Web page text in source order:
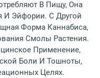
В Пищу, Она
И Эйфории. С Другой
Форма Каннабиса,
Смолы Растения.
Применение,
Боли И Тошноты,
Целях.